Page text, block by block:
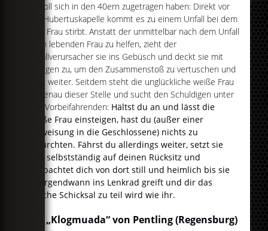
Es soll sich in den 40ern zugetragen haben: Direkt vor
der Hubertuskapelle kommt es zu einem Unfall bei dem
eine Frau stirbt. Anstatt der unmittelbar nach dem Unfall
noch lebenden Frau zu helfen, zieht der
Unfallverursacher sie ins Gebüsch und deckt sie mit
Zweigen zu, um den Zusammenstoß zu vertuschen und
fährt weiter. Seitdem steht die unglückliche weiße Frau
an genau dieser Stelle und sucht den Schuldigen unter
den Vorbeifahrenden: Hältst du an und lässt die
weiße Frau einsteigen, hast du (außer einer
Einweisung in die Geschlossene) nichts zu
befürchten. Fährst du allerdings weiter, setzt sie
sich selbstständig auf deinen Rücksitz und
beobachtet dich von dort still und heimlich bis sie
dir irgendwann ins Lenkrad greift und dir das
gleiche Schicksal zu teil wird wie ihr.
Die „Klogmuada“ von Pentling (Regensburg)